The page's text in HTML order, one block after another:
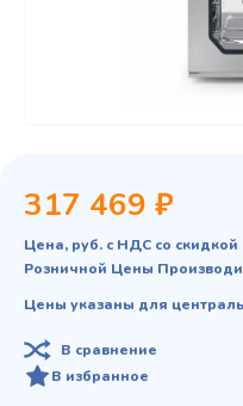
317 469 ₽
Цена, руб. с НДС со
Розничной Цены
Цены указаны для
В сравнение
В избранное